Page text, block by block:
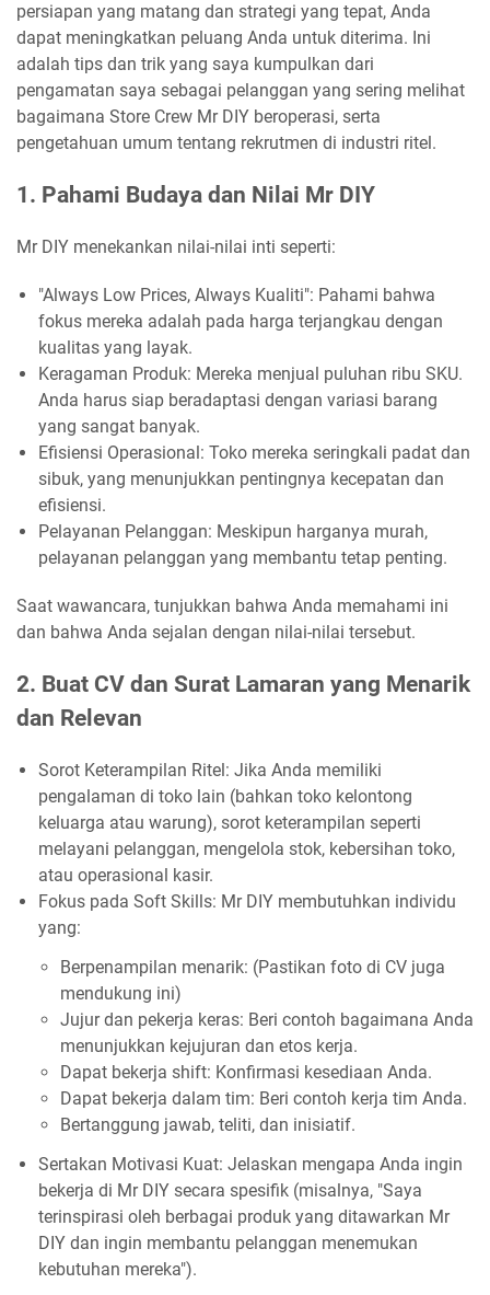
persiapan yang matang dan strategi yang tepat, Anda
dapat meningkatkan peluang Anda untuk diterima. Ini
adalah tips dan trik yang saya kumpulkan dari
pengamatan saya sebagai pelanggan yang sering melihat
bagaimana Store Crew Mr DIY beroperasi, serta
pengetahuan umum tentang rekrutmen di industri ritel.
1. Pahami Budaya dan Nilai Mr DIY
Mr DIY menekankan nilai-nilai inti seperti:
"Always Low Prices, Always Kualiti": Pahami bahwa
fokus mereka adalah pada harga terjangkau dengan
kualitas yang layak.
Keragaman Produk: Mereka menjual puluhan ribu SKU.
Anda harus siap beradaptasi dengan variasi barang
yang sangat banyak.
Efisiensi Operasional: Toko mereka seringkali padat dan
sibuk, yang menunjukkan pentingnya kecepatan dan
efisiensi.
Pelayanan Pelanggan: Meskipun harganya murah,
pelayanan pelanggan yang membantu tetap penting.
Saat wawancara, tunjukkan bahwa Anda memahami ini
dan bahwa Anda sejalan dengan nilai-nilai tersebut.
2. Buat CV dan Surat Lamaran yang Menarik
dan Relevan
Sorot Keterampilan Ritel: Jika Anda memiliki
pengalaman di toko lain (bahkan toko kelontong
keluarga atau warung), sorot keterampilan seperti
melayani pelanggan, mengelola stok, kebersihan toko,
atau operasional kasir.
Fokus pada Soft Skills: Mr DIY membutuhkan individu
yang:
Berpenampilan menarik: (Pastikan foto di CV juga
mendukung ini)
Jujur dan pekerja keras: Beri contoh bagaimana Anda
menunjukkan kejujuran dan etos kerja.
Dapat bekerja shift: Konfirmasi kesediaan Anda.
Dapat bekerja dalam tim: Beri contoh kerja tim Anda.
Bertanggung jawab, teliti, dan inisiatif.
Sertakan Motivasi Kuat: Jelaskan mengapa Anda ingin
bekerja di Mr DIY secara spesifik (misalnya, "Saya
terinspirasi oleh berbagai produk yang ditawarkan Mr
DIY dan ingin membantu pelanggan menemukan
kebutuhan mereka").